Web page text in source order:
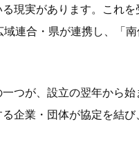
現実があります。これ
域連合・県が連携し、「
つが、設立の翌年から始
企業・団体が協定を結